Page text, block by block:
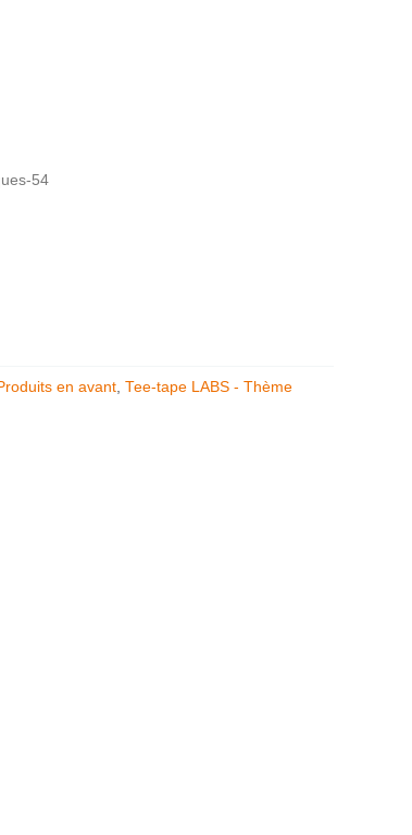
54
en avant, Tee-tape LABS - Thème